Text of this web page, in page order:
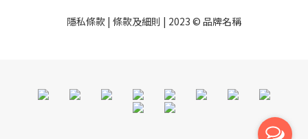
隱私條款 | 條款及細則 | 2023 © 品牌名稱